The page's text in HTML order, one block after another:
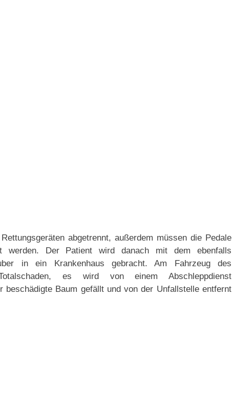
abgetrennt, außerdem müssen die Pedale
werden. Der Patient wird danach mit dem ebenfalls
in ein Krankenhaus gebracht. Am Fahrzeug des
es wird von einem Abschleppdienst
beschädigte Baum gefällt und von der Unfallstelle entfernt